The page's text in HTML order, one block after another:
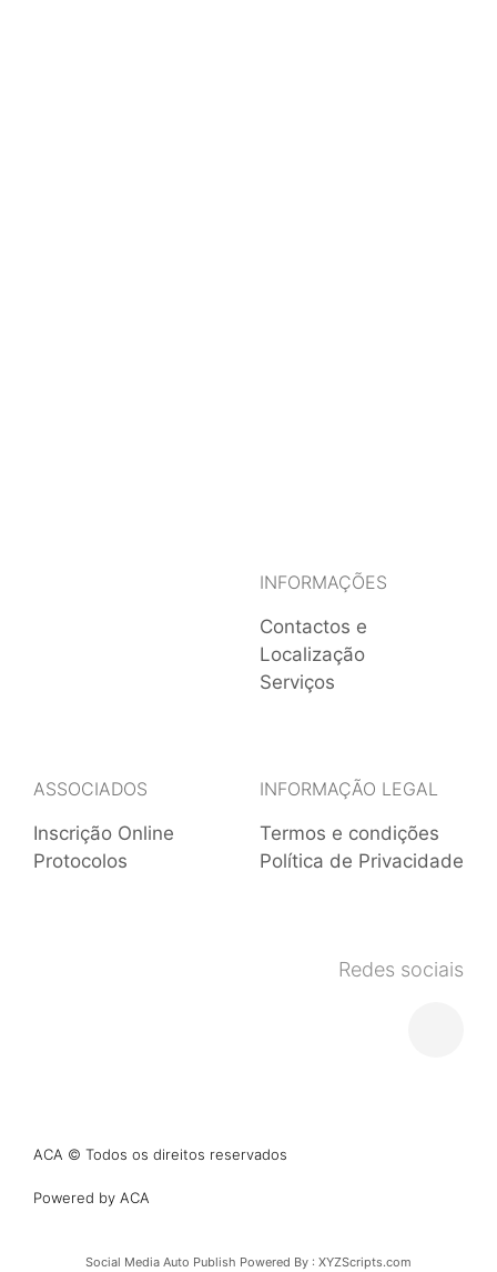
INFORMAÇÕES
Contactos e
Localização
Serviços
ASSOCIADOS
Inscrição Online
Protocolos
INFORMAÇÃO LEGAL
Termos e condições
Política de Privacidade
Redes sociais
ACA © Todos os direitos reservados
Powered by ACA
Social Media Auto Publish Powered By : XYZScripts.com